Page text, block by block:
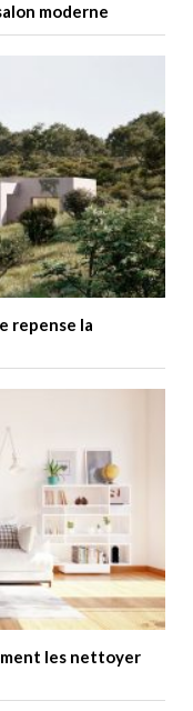
moderne
repense la
les nettoyer